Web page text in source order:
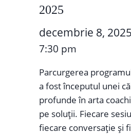
2025
decembrie 8, 2025
7:30 pm
Parcurgerea
a fost începutul unei
profunde în arta
pe soluții. Fiecare
fiecare conversație și